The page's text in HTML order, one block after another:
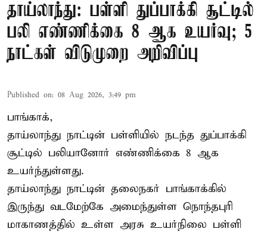
தாய்லாந்து: பள்ளி துப்பாக்கி சூட்டில்
பலி எண்ணிக்கை 8 ஆக உயர்வு; 5
நாட்கள் விடுமுறை அறிவிப்பு
Published on: 08 Aug 2026, 3:49 pm
பாங்காக்,
தாய்லாந்து நாட்டின் பள்ளியில் நடந்த துப்பாக்கி
சூட்டில் பலியானோர் எண்ணிக்கை 8 ஆக
உயர்ந்துள்ளது.
தாய்லாந்து நாட்டின் தலைநகர் பாங்காக்கில்
இருந்து வடமேற்கே அமைந்துள்ள நொந்தபுரி
மாகாணத்தில் உள்ள அரசு உயர்நிலை பள்ளி